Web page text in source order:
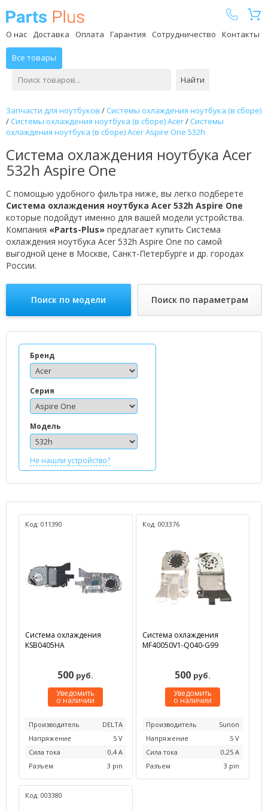
О нас Доставка Оплата Гарантия Сотрудничество Контакты
Все товары
Найти
Запчасти для ноутбуков / Системы охлаждения ноутбука (в сборе)
/ Системы охлаждения ноутбука (в сборе) Acer/ Системы
охлаждения ноутбука (в сборе) Acer Aspire One 532h
Система охлаждения ноутбука Acer
532h Aspire One
С помощью удобного фильтра ниже, вы легко подберете
Система охлаждения ноутбука Acer 532h Aspire One
которые подойдут именно для вашей модели устройства.
Компания «Parts-Plus» предлагает купить Система
охлаждения ноутбука Acer 532h Aspire One по самой
выгодной цене в Москве, Санкт-Петербурге и др. городах
России.
Поиск по модели Поиск по параметрам
Бренд
Серия
Модель
Не нашли устройство?
Код: 011390
Система охлаждения
KSB0405HA
500 руб.
Уведомить
о наличии
Производитель
DELTA
Напряжение
5 V
Сила тока
0,4 А
Разъем
3 pin
Код: 003376
Система охлаждения
MF40050V1-Q040-G99
500 руб.
Уведомить
о наличии
Производитель
Sunon
Напряжение
5 V
Сила тока
0,25 А
Разъем
3 pin
Код: 003380